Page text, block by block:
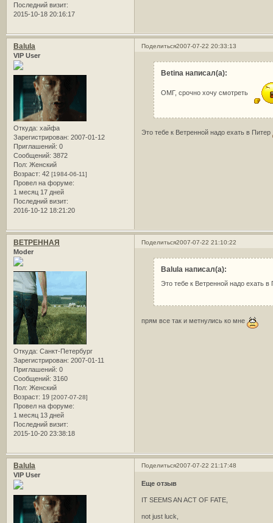
Последний визит:
2015-10-18 20:16:17
Поделиться2007-07-22 20:33:13
Balula
VIP User
Откуда: хайфа
Зарегистрирован: 2007-01-12
Приглашений: 0
Сообщений: 3872
Пол: Женский
Возраст: 42 [1984-06-11]
Провел на форуме:
1 месяц 17 дней
Последний визит:
2016-10-12 18:21:20
Betina написал(а):
ОМГ, срочно хочу смотреть
Это тебе к Ветренной надо ехать в Питер
Поделиться2007-07-22 21:10:22
ВЕТРЕННАЯ
Moder
Откуда: Санкт-Петербург
Зарегистрирован: 2007-01-11
Приглашений: 0
Сообщений: 3160
Пол: Женский
Возраст: 19 [2007-07-28]
Провел на форуме:
1 месяц 13 дней
Последний визит:
2015-10-20 23:38:18
Balula написал(а):
Это тебе к Ветренной надо ехать в
прям все так и метнулись ко мне
Поделиться2007-07-22 21:17:48
Balula
VIP User
Еще отзыв
IT SEEMS AN ACT OF FATE,
not just luck,